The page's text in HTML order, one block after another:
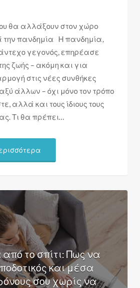
θα αλλάξουν στον χώρο
την πανδημία Η πανδημία,
γεγονός, επηρέασε
ζωής – ακόμη και για
στις νέες συνθήκες
άλλων – όχι μόνο τον τρόπο
αλλά και τους ίδιους τους
Τι θα πρέπει…
το σπίτι: Πως να
και μέσα
σου χωρίς να